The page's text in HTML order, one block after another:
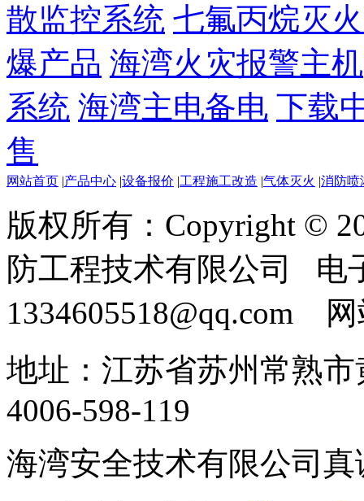
散监控系统 七氟丙烷灭
爆产品 海湾火灾报警主机
系统 海湾主电备电 下载
售
网站首页 |产品中心 |设备报价 |工程施工改造 |气体灭火 |消防喷
版权所有：Copyright ©
防工程技术有限公司 电
1334605518@qq.com
地址：江苏省苏州常熟
4006-598-119
海湾安全技术有限公司